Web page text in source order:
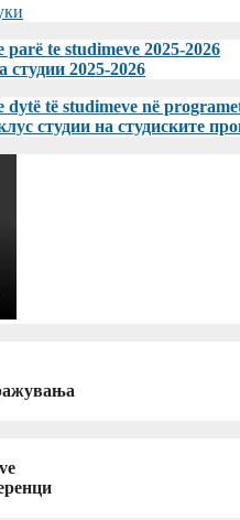
te studimeve 2025-2026
студии 2025-2026
të studimeve në
студии на студиските